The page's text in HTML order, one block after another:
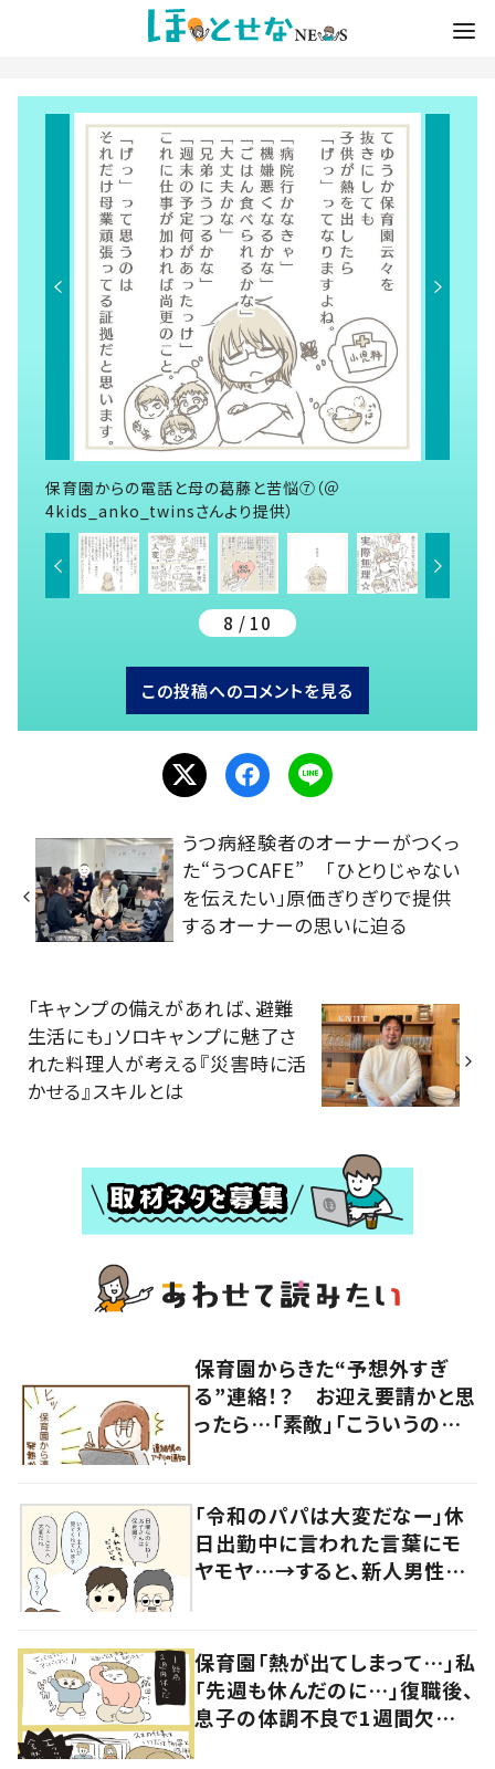
保育園からの電話と母の葛藤と苦悩⑦（＠
4kids_anko_twinsさんより提供）
8 / 10
この投稿へのコメントを見る
うつ病経験者のオーナーがつくっ
た“うつCAFE” 「ひとりじゃない
を伝えたい」原価ぎりぎりで提供
するオーナーの思いに迫る
「キャンプの備えがあれば、避難
生活にも」ソロキャンプに魅了さ
れた料理人が考える『災害時に活
かせる』スキルとは
保育園からきた“予想外すぎ
る”連絡！？ お迎え要請かと思
ったら…「素敵」「こういうの嬉
「令和のパパは大変だなー」休
日出勤中に言われた言葉にモ
ヤモヤ…→すると、新人男性社
保育園「熱が出てしまって…」私
「先週も休んだのに…」復職後、
息子の体調不良で1週間欠